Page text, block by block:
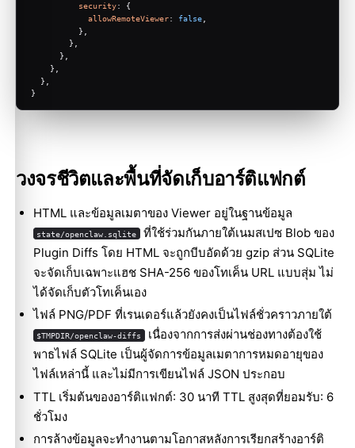
security: {
allowRemoteViewer: false
          },
        },
      },
    },
  },
}
วงจรชีวิตและพื้นที่จัดเก็บอาร์ติแฟกต์
HTML และข้อมูลเมตาของ Viewer อยู่ในฐานข้อมูล
state/openclaw.sqlite
ที่ใช้ร่วมกันภายใต้เนมสเปซ Blob ของ
Plugin Diffs โดย HTML จะถูกบีบอัดด้วย gzip ส่วน SQLite
จะจัดเก็บเฉพาะแฮช SHA-256 ของโทเค็น URL แบบสุ่ม ไม่
ได้จัดเก็บตัวโทเค็นเอง
ไฟล์ PNG/PDF ที่เรนเดอร์แล้วยังคงเป็นไฟล์ชั่วคราวภายใต้
$TMPDIR/openclaw-diffs
เนื่องจากการส่งผ่านช่องทางต้องใช้
พาธไฟล์ SQLite เป็นผู้จัดการข้อมูลเมตาการหมดอายุของ
ไฟล์เหล่านี้ และไม่มีการเขียนไฟล์ JSON ประกอบ
TTL เริ่มต้นของอาร์ติแฟกต์: 30 นาที TTL สูงสุดที่ยอมรับ: 6
ชั่วโมง
การล้างข้อมูลจะทำงานตามโอกาสหลังการเรียกสร้างอาร์ติ